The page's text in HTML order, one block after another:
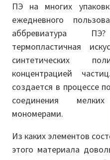
ПЭ на многих
ежедневного
аббревиатура
термопластичная
синтетических
концентрацией
создается в процессе
соединения
мономерами.
Из каких элементов
этого материала